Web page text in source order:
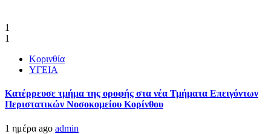
1
1
Κορινθία
ΥΓΕΙΑ
Kατέρρευσε τμήμα της οροφής στα νέα Τμήματα Επειγόντων
Περιστατικών Νοσοκομείου Κορίνθου
1 ημέρα ago admin